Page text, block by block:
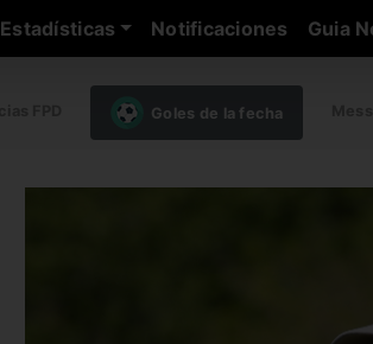
Estadísticas Notificaciones Guia
Goles de la fecha